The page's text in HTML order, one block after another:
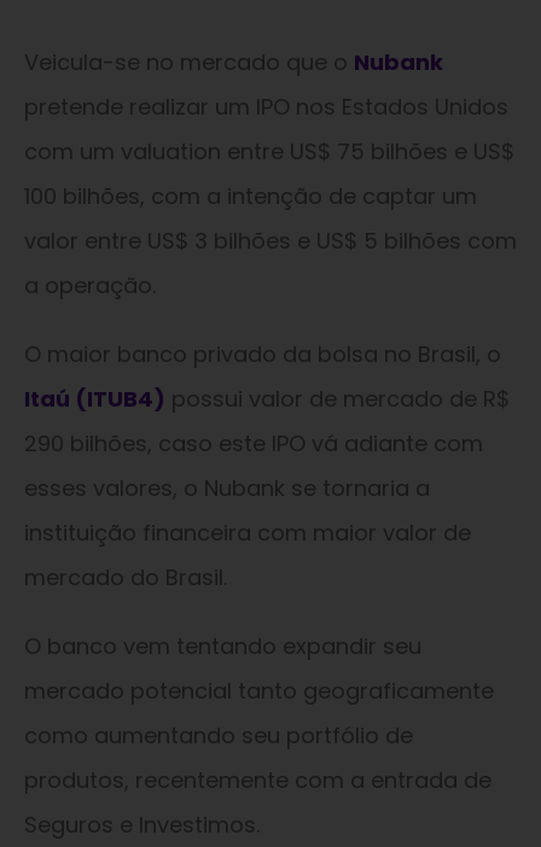
Veicula-se no mercado que o Nubank
pretende realizar um IPO nos Estados Unidos
com um valuation entre US$ 75 bilhões e US$
100 bilhões, com a intenção de captar um
valor entre US$ 3 bilhões e US$ 5 bilhões com
a operação.
O maior banco privado da bolsa no Brasil, o
Itaú (ITUB4) possui valor de mercado de R$
290 bilhões, caso este IPO vá adiante com
esses valores, o Nubank se tornaria a
instituição financeira com maior valor de
mercado do Brasil.
O banco vem tentando expandir seu
mercado potencial tanto geograficamente
como aumentando seu portfólio de
produtos, recentemente com a entrada de
Seguros e Investimos.